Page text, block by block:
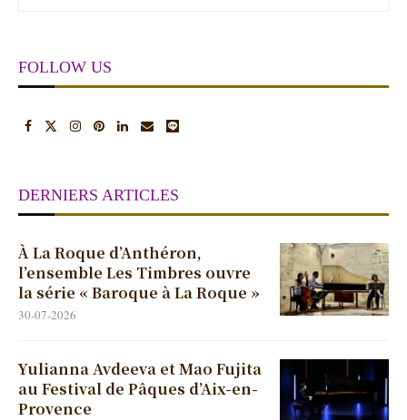
FOLLOW US
DERNIERS ARTICLES
À La Roque d’Anthéron,
l’ensemble Les Timbres ouvre
la série « Baroque à La Roque »
30-07-2026
Yulianna Avdeeva et Mao Fujita
au Festival de Pâques d’Aix-en-
Provence